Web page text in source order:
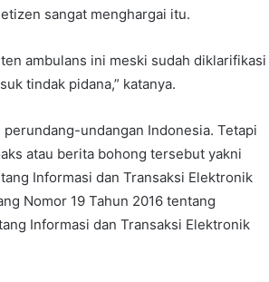
sangat menghargai itu.
ambulans ini meski sudah diklarifikasi
tindak pidana,” katanya.
undangan Indonesia. Tetapi
atau berita bohong tersebut yakni
Informasi dan Transaksi Elektronik
Nomor 19 Tahun 2016 tentang
Informasi dan Transaksi Elektronik